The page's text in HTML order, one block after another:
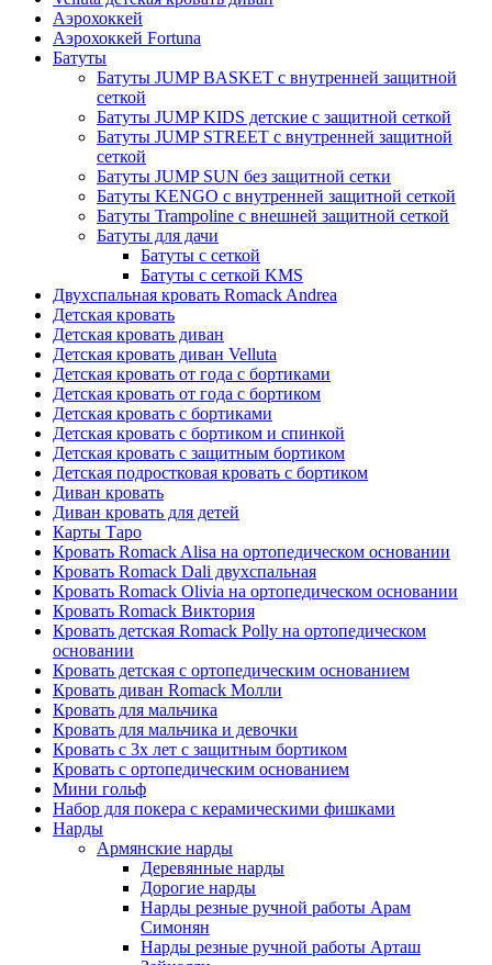
Аэрохоккей
Аэрохоккей Fortuna
Батуты
Батуты JUMP BASKET с внутренней защитной
сеткой
Батуты JUMP KIDS детские с защитной сеткой
Батуты JUMP STREET с внутренней защитной
сеткой
Батуты JUMP SUN без защитной сетки
Батуты KENGO с внутренней защитной сеткой
Батуты Trampoline с внешней защитной сеткой
Батуты для дачи
Батуты с сеткой
Батуты с сеткой KMS
Двухспальная кровать Romack Andrea
Детская кровать
Детская кровать диван
Детская кровать диван Velluta
Детская кровать от года с бортиками
Детская кровать от года с бортиком
Детская кровать с бортиками
Детская кровать с бортиком и спинкой
Детская кровать с защитным бортиком
Детская подростковая кровать с бортиком
Диван кровать
Диван кровать для детей
Карты Таро
Кровать Romack Alisa на ортопедическом основании
Кровать Romack Dali двухспальная
Кровать Romack Olivia на ортопедическом основании
Кровать Romack Виктория
Кровать детская Romack Polly на ортопедическом
основании
Кровать детская с ортопедическим основанием
Кровать диван Romack Молли
Кровать для мальчика
Кровать для мальчика и девочки
Кровать с 3х лет с защитным бортиком
Кровать с ортопедическим основанием
Мини гольф
Набор для покера с керамическими фишками
Нарды
Армянские нарды
Деревянные нарды
Дорогие нарды
Нарды резные ручной работы Арам
Симонян
Нарды резные ручной работы Арташ